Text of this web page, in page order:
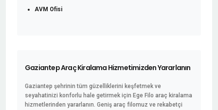
AVM Ofisi
Gaziantep Araç Kiralama Hizmetimizden Yararlanın
Gaziantep şehrinin tüm güzelliklerini keşfetmek ve
seyahatinizi konforlu hale getirmek için Ege Filo araç kiralama
hizmetlerinden yararlanın. Geniş araç filomuz ve rekabetçi